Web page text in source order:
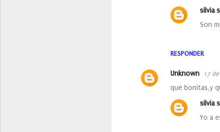
RESPONDER
silvia s
Son
Unknown 17
que bonitas,y
silvia s
Yo a